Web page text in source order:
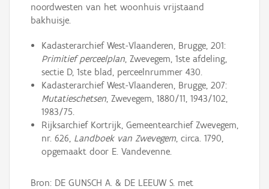
noordwesten van het woonhuis vrijstaand
bakhuisje.
Kadasterarchief West-Vlaanderen, Brugge, 201:
Primitief perceelplan, Zwevegem, 1ste afdeling,
sectie D, 1ste blad, perceelnrummer 430.
Kadasterarchief West-Vlaanderen, Brugge, 207:
Mutatieschetsen, Zwevegem, 1880/11, 1943/102,
1983/75.
Rijksarchief Kortrijk, Gemeentearchief Zwevegem,
nr. 626, Landboek van Zwevegem, circa. 1790,
opgemaakt door E. Vandevenne.
Bron: DE GUNSCH A. & DE LEEUW S. met